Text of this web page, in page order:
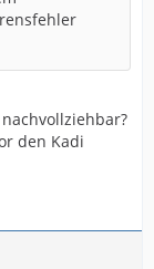
den Kadi